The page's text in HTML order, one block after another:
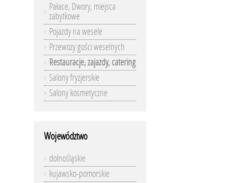
Pałace, Dwory, miejsca
zabytkowe
Pojazdy na wesele
Przewozy gości weselnych
Restauracje, zajazdy, catering
Salony fryzjerskie
Salony kosmetyczne
Województwo
dolnośląskie
kujawsko-pomorskie